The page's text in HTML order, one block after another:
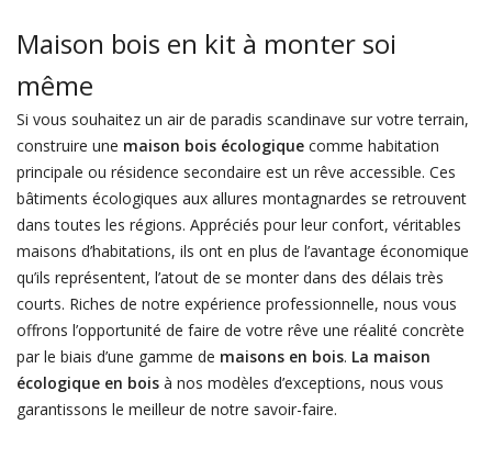
Maison bois en kit à monter soi
même
Si vous souhaitez un air de paradis scandinave sur votre terrain,
construire une maison bois écologiquecomme habitation
principale ou résidence secondaire est un rêve accessible. Ces
bâtiments écologiques aux allures montagnardes se retrouvent
dans toutes les régions. Appréciés pour leur confort, véritables
maisons d’habitations, ils ont en plus de l’avantage économique
qu’ils représentent, l’atout de se monter dans des délais très
courts. Riches de notre expérience professionnelle, nous vous
offrons l’opportunité de faire de votre rêve une réalité concrète
par le biais d’une gamme de maisons en bois. La maison
écologique en boisà nos modèles d’exceptions, nous vous
garantissons le meilleur de notre savoir-faire.